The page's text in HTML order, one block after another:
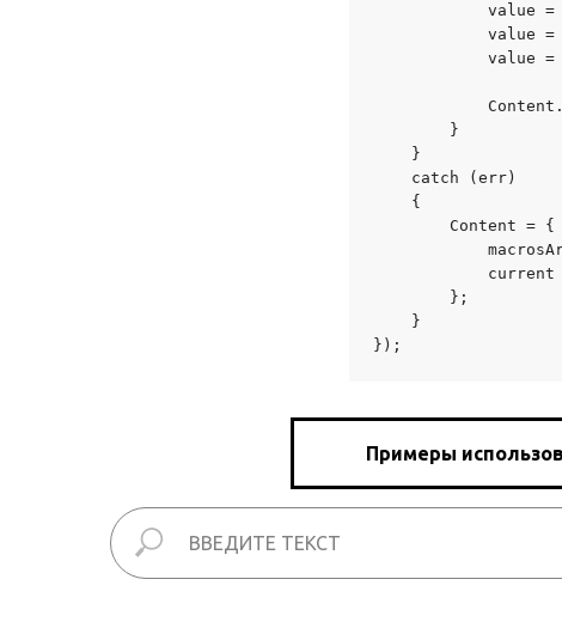
value =
value =
value =
        }
    }
    catch (err)
    {
        Content = {
current
        };
    }
});
Примеры